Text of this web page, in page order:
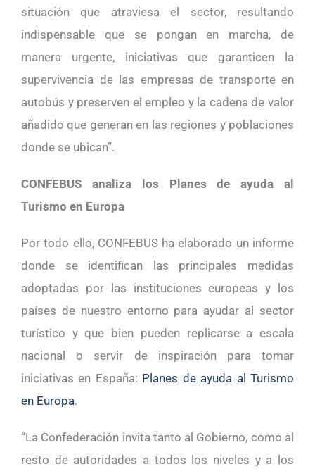
situación que atraviesa el sector, resultando
indispensable que se pongan en marcha, de
manera urgente, iniciativas que garanticen la
supervivencia de las empresas de transporte en
autobús y preserven el empleo y la cadena de valor
añadido que generan en las regiones y poblaciones
donde se ubican”.
CONFEBUS analiza los Planes de ayuda al
Turismo en Europa
Por todo ello, CONFEBUS ha elaborado un informe
donde se identifican las principales medidas
adoptadas por las instituciones europeas y los
países de nuestro entorno para ayudar al sector
turístico y que bien pueden replicarse a escala
nacional o servir de inspiración para tomar
iniciativas en España: Planes de ayuda al Turismo
en Europa.
“La Confederación invita tanto al Gobierno, como al
resto de autoridades a todos los niveles y a los